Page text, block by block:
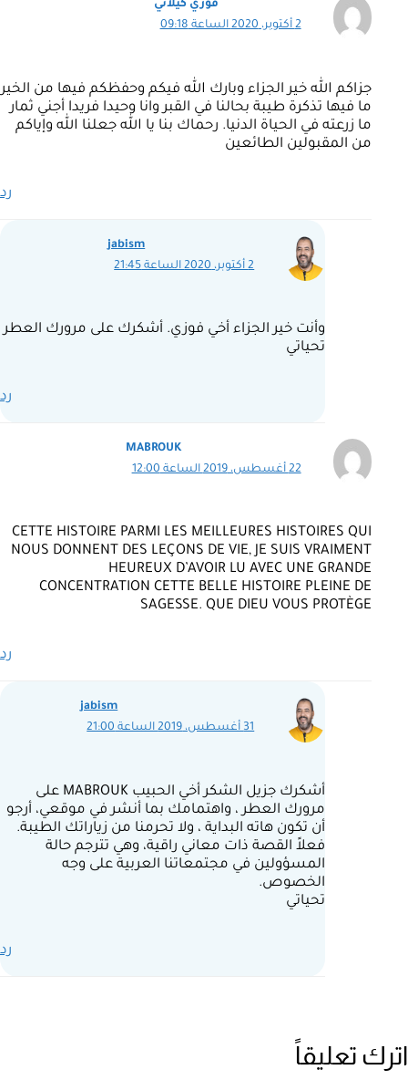
فوزي كيلاني
2 أكتوبر، 2020 الساعة 09:18
جزاكم الله خير الجزاء وبارك الله فيكم وحفظكم فيها من الخير
ما فيها تذكرة طيبة بحالنا في القبر وانا وحيدا فريدا أجني ثمار
ما زرعته في الحياة الدنيا. رحماك بنا يا الله جعلنا الله وإياكم
من المقبولين الطائعين
رد
jabism
2 أكتوبر، 2020 الساعة 21:45
وأنت خير الجزاء أخي فوزي. أشكرك على مرورك العطر
تحياتي
رد
MABROUK
22 أغسطس، 2019 الساعة 12:00
CETTE HISTOIRE PARMI LES MEILLEURES HISTOIRES QUI
NOUS DONNENT DES LEÇONS DE VIE, JE SUIS VRAIMENT
HEUREUX D’AVOIR LU AVEC UNE GRANDE
CONCENTRATION CETTE BELLE HISTOIRE PLEINE DE
SAGESSE. QUE DIEU VOUS PROTÈGE
رد
jabism
31 أغسطس، 2019 الساعة 21:00
أشكرك جزيل الشكر أخي الحبيب MABROUK على
مرورك العطر ، واهتمامك بما أنشر في موقعي، أرجو
أن تكون هاته البداية ، ولا تحرمنا من زياراتك الطيبة.
فعلاً القصة ذات معاني راقية، وهي تترجم حالة
المسؤولين في مجتمعاتنا العربية على وجه
الخصوص.
تحياتي
رد
اترك تعليقاً